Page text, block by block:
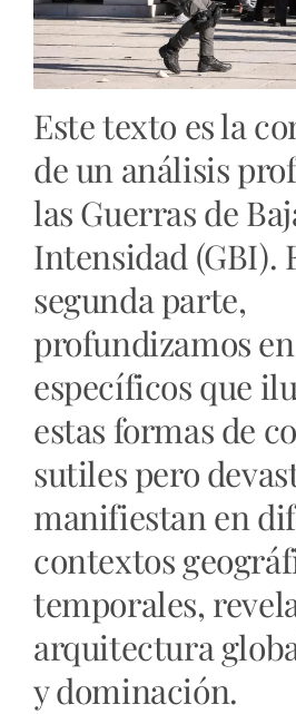
Este texto es la
de un análisis
las Guerras de
Intensidad (GBI).
segunda parte,
profundizamos
específicos que
estas formas de
sutiles pero
manifiestan en
contextos
temporales,
arquitectura
y dominación.